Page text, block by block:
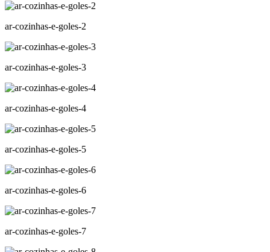
ar-cozinhas-e-goles-2
ar-cozinhas-e-goles-3
ar-cozinhas-e-goles-4
ar-cozinhas-e-goles-5
ar-cozinhas-e-goles-6
ar-cozinhas-e-goles-7